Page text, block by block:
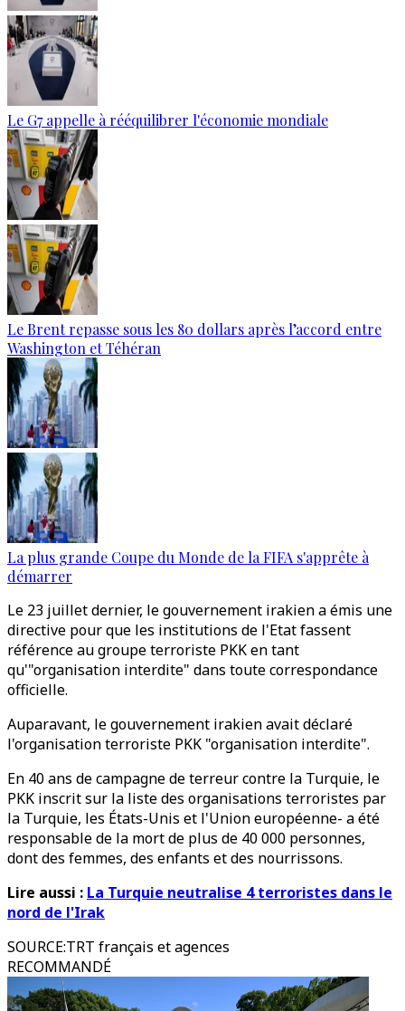
Le G7 appelle à rééquilibrer l'économie mondiale
Le Brent repasse sous les 80 dollars après l’accord entre
Washington et Téhéran
La plus grande Coupe du Monde de la FIFA s'apprête à
démarrer
Le 23 juillet dernier, le gouvernement irakien a émis une
directive pour que les institutions de l'Etat fassent
référence au groupe terroriste PKK en tant
qu'"organisation interdite" dans toute correspondance
officielle.
Auparavant, le gouvernement irakien avait déclaré
l'organisation terroriste PKK "organisation interdite".
En 40 ans de campagne de terreur contre la Turquie, le
PKK inscrit sur la liste des organisations terroristes par
la Turquie, les États-Unis et l'Union européenne- a été
responsable de la mort de plus de 40 000 personnes,
dont des femmes, des enfants et des nourrissons.
Lire aussi : La Turquie neutralise 4 terroristes dans le
nord de l'Irak
SOURCE:TRT français et agences
RECOMMANDÉ